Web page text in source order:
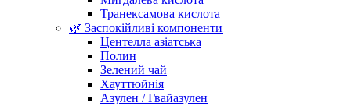
Транексамова кислота
🌿 Заспокійливі компоненти
Центелла азіатська
Полин
Зелений чай
Хауттюйнія
Азулен / Гвайазулен